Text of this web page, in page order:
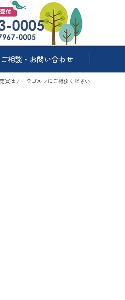
ご相談・お問い合わせ
買はナニワゴルフにご相談ください